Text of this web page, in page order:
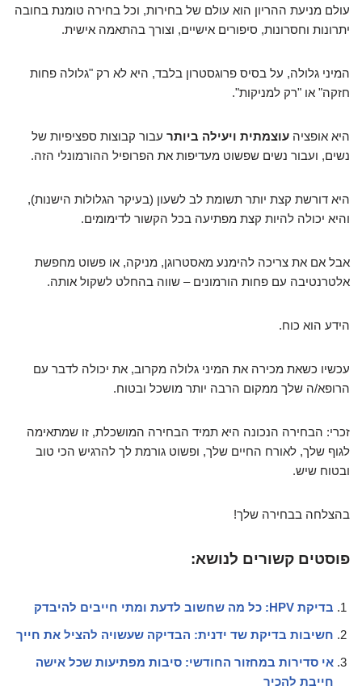
עולם מניעת ההריון הוא עולם של בחירות, וכל בחירה טומנת בחובה
יתרונות וחסרונות, סיפורים אישיים, וצורך בהתאמה אישית.
המיני גלולה, על בסיס פרוגסטרון בלבד, היא לא רק "גלולה פחות
חזקה" או "רק למניקות".
היא אופציה עוצמתית ויעילה ביותר עבור קבוצות ספציפיות של
נשים, ועבור נשים שפשוט מעדיפות את הפרופיל ההורמונלי הזה.
היא דורשת קצת יותר תשומת לב לשעון (בעיקר הגלולות הישנות),
והיא יכולה להיות קצת מפתיעה בכל הקשור לדימומים.
אבל אם את צריכה להימנע מאסטרוגן, מניקה, או פשוט מחפשת
אלטרנטיבה עם פחות הורמונים – שווה בהחלט לשקול אותה.
הידע הוא כוח.
עכשיו כשאת מכירה את המיני גלולה מקרוב, את יכולה לדבר עם
הרופא/ה שלך ממקום הרבה יותר מושכל ובטוח.
זכרי: הבחירה הנכונה היא תמיד הבחירה המושכלת, זו שמתאימה
לגוף שלך, לאורח החיים שלך, ופשוט גורמת לך להרגיש הכי טוב
ובטוח שיש.
בהצלחה בבחירה שלך!
פוסטים קשורים לנושא:
בדיקת HPV: כל מה שחשוב לדעת ומתי חייבים להיבדק
חשיבות בדיקת שד ידנית: הבדיקה שעשויה להציל את חייך
אי סדירות במחזור החודשי: סיבות מפתיעות שכל אישה
חייבת להכיר